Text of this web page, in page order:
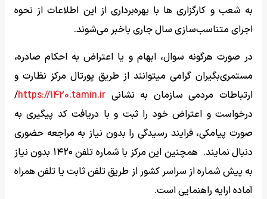
به شعب و کارگزاری ها با بهره‌برداری از این اطلاعات از نحوه
اجرای متناسب‌سازی سال جاری باخبر می‌شوند.
در صورت هرگونه سوال، ابهام و یا اعتراض به احکام صادره،
مستمری‌بگیران گرامی میتوانند از طریق پورتال مرکز نظارت و
ارتباطات مردمی سازمان به نشانی https://1420.tamin.ir
/
درخواست و اعتراض خود را ثبت و با دریافت کد پیگیری به
صورت پیامکی، فرایند رسیدگی را بدون نیاز به مراجعه حضوری
دنبال نمایند. همچنین این مرکز با شماره تلفن ۱۴۲۰ بدون نیاز
به پیش شماره از سراسر کشور از طریق تلفن ثابت یا تلفن همراه
آماده ارایه راهنمایی است.